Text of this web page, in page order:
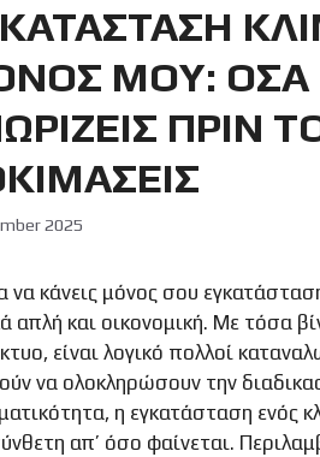
ΜΟΥ: ΟΣΑ
ΠΡΙΝ
2025
να κάνεις μόνος σου
απλή και οικονομική. Με τόσα
είναι λογικό πολλοί
να ολοκληρώσουν την
η εγκατάσταση ενός
απ’ όσο φαίνεται.